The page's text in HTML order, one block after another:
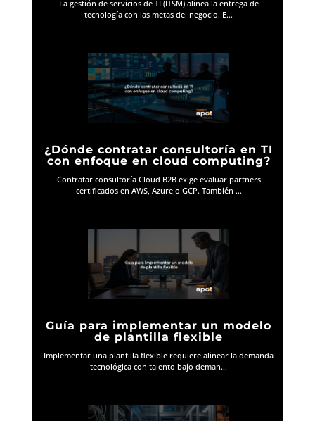
La gestión de servicios de TI (ITSM) alinea la entrega de
tecnología con las metas del negocio. E...
¿Dónde contratar consultoría en TI
con enfoque en cloud computing?
Contratar consultoría Cloud B2B exige evaluar partners
certificados en AWS, Azure o GCP. También ...
Guía para implementar un modelo
de plantilla flexible
Implementar una plantilla flexible requiere alinear la demanda
tecnológica con talento bajo deman...